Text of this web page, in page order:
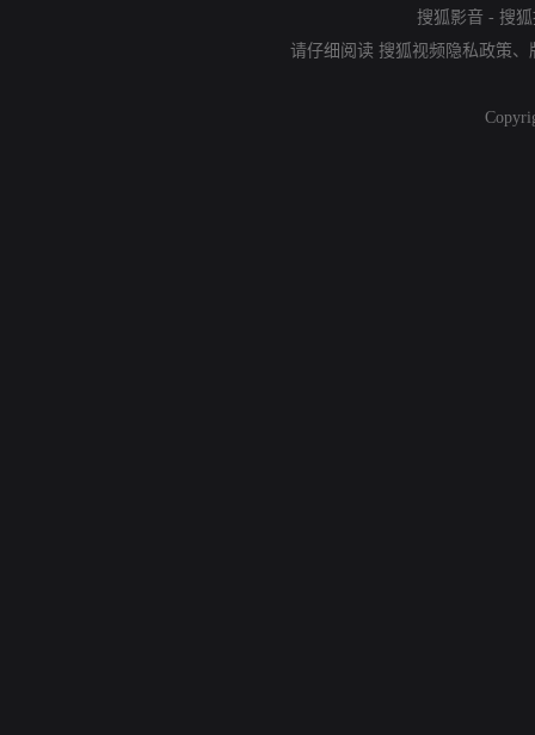
搜狐影音 - 搜
请仔细阅读 搜狐视频隐私政策、